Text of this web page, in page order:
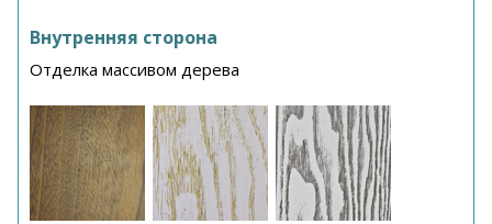
Внутренняя сторона
Отделка массивом дерева